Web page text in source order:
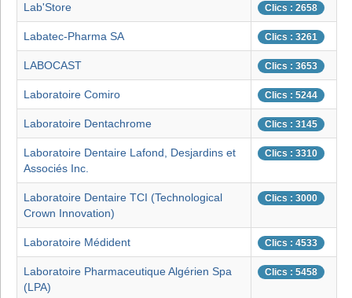
Lab'Store Clics : 2658
Labatec-Pharma SA Clics : 3261
LABOCAST Clics : 3653
Laboratoire Comiro Clics : 5244
Laboratoire Dentachrome Clics : 3145
Laboratoire Dentaire Lafond, Desjardins et
Associés Inc.
Clics : 3310
Laboratoire Dentaire TCI (Technological
Crown Innovation)
Clics : 3000
Laboratoire Médident Clics : 4533
Laboratoire Pharmaceutique Algérien Spa
(LPA)
Clics : 5458